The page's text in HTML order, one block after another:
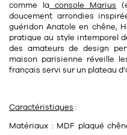
comme la console Marius
doucement arrondies
guéridon Anatole en chêne,
pratique au style intemporel
des amateurs de design
maison parisienne réveille
français servi sur un plateau
Caractéristiques :
Matériaux : MDF plaqué